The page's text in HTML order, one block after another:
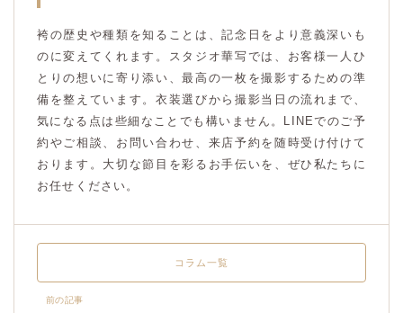
袴の歴史や種類を知ることは、記念日をより意義深いも
のに変えてくれます。スタジオ華写では、お客様一人ひ
とりの想いに寄り添い、最高の一枚を撮影するための準
備を整えています。衣装選びから撮影当日の流れまで、
気になる点は些細なことでも構いません。LINEでのご予
約やご相談、お問い合わせ、来店予約を随時受け付けて
おります。大切な節目を彩るお手伝いを、ぜひ私たちに
お任せください。
前の記事
コラム一覧